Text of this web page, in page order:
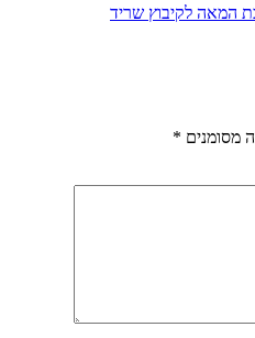
המאה לקיבוץ שריד
מסומנים *